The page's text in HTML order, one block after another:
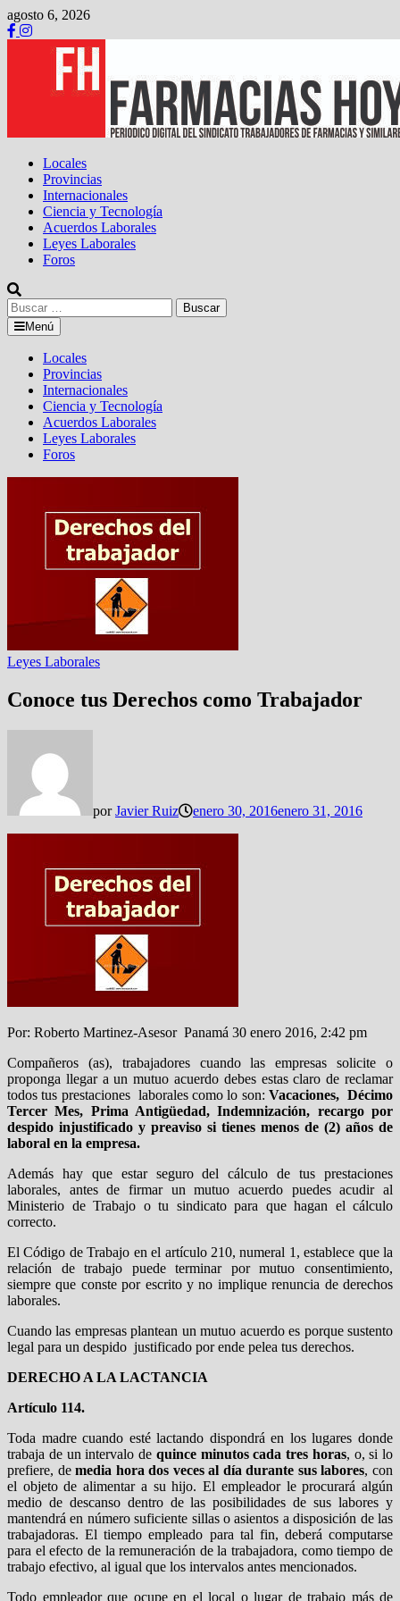
Saltar
al
contenido
agosto 6, 2026
Locales
Provincias
Internacionales
Ciencia y Tecnología
Acuerdos Laborales
Leyes Laborales
Foros
Buscar:
Menú
Locales
Provincias
Internacionales
Ciencia y Tecnología
Acuerdos Laborales
Leyes Laborales
Foros
Leyes Laborales
Conoce tus Derechos como Trabajador
porJavier Ruiz enero 30, 2016enero 31, 2016
Por: Roberto Martinez-Asesor Panamá 30 enero 2016, 2:42 pm
Compañeros (as), trabajadores cuando las empresas solicite o
proponga llegar a un mutuo acuerdo debes estas claro de reclamar
todos tus prestaciones laborales como lo son:Vacaciones, Décimo
Tercer Mes, Prima Antigüedad, Indemnización, recargo por
despido injustificado y preaviso si tienes menos de (2) años de
laboral en la empresa.
Además hay que estar seguro del cálculo de tus prestaciones
laborales, antes de firmar un mutuo acuerdo puedes acudir al
Ministerio de Trabajo o tu sindicato para que hagan el cálculo
correcto.
El Código de Trabajo en el artículo 210, numeral 1, establece que la
relación de trabajo puede terminar por mutuo consentimiento,
siempre que conste por escrito y no implique renuncia de derechos
laborales.
Cuando las empresas plantean un mutuo acuerdo es porque sustento
legal para un despido justificado por ende pelea tus derechos.
DERECHO A LA LACTANCIA
Artículo 114.
Toda madre cuando esté lactando dispondrá en los lugares donde
trabaja de un intervalo de quince minutos cada tres horas, o, si lo
prefiere, demedia hora dos veces al día durante sus labores, con
el objeto de alimentar a su hijo. El empleador le procurará algún
medio de descanso dentro de las posibilidades de sus labores y
mantendrá en número suficiente sillas o asientos a disposición de las
trabajadoras. El tiempo empleado para tal fin, deberá computarse
para el efecto de la remuneración de la trabajadora, como tiempo de
trabajo efectivo, al igual que los intervalos antes mencionados.
Todo empleador que ocupe en el local o lugar de trabajo más de